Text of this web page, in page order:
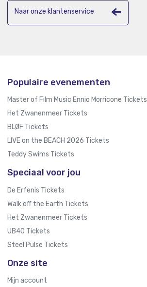
Naar onze klantenservice
Populaire evenementen
Master of Film Music Ennio Morricone Tickets
Het Zwanenmeer Tickets
BLØF Tickets
LIVE on the BEACH 2026 Tickets
Teddy Swims Tickets
Speciaal voor jou
De Erfenis Tickets
Walk off the Earth Tickets
Het Zwanenmeer Tickets
UB40 Tickets
Steel Pulse Tickets
Onze site
Mijn account